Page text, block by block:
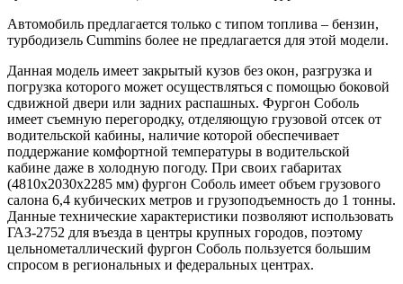
Автомобиль предлагается только с типом топлива – бензин,
турбодизель Cummins более не предлагается для этой модели.
Данная модель имеет закрытый кузов без окон, разгрузка и
погрузка которого может осуществляться с помощью боковой
сдвижной двери или задних распашных. Фургон Соболь
имеет съемную перегородку, отделяющую грузовой отсек от
водительской кабины, наличие которой обеспечивает
поддержание комфортной температуры в водительской
кабине даже в холодную погоду. При своих габаритах
(4810х2030х2285 мм) фургон Соболь имеет объем грузового
салона 6,4 кубических метров и грузоподъемность до 1 тонны.
Данные технические характеристики позволяют использовать
ГАЗ-2752 для въезда в центры крупных городов, поэтому
цельнометаллический фургон Соболь пользуется большим
спросом в региональных и федеральных центрах.